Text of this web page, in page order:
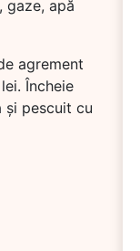
gaze, apă
agrement
Încheie
și pescuit cu